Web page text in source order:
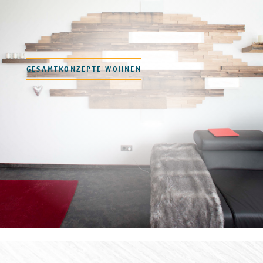
Badezimmereinrichtung mit
außergewöhnlichem
Materialmix
In diesem Badezimmer trifft geölte Roseneiche auf Mineralwerkstoff und
GESAMTKONZEPTE WOHNEN